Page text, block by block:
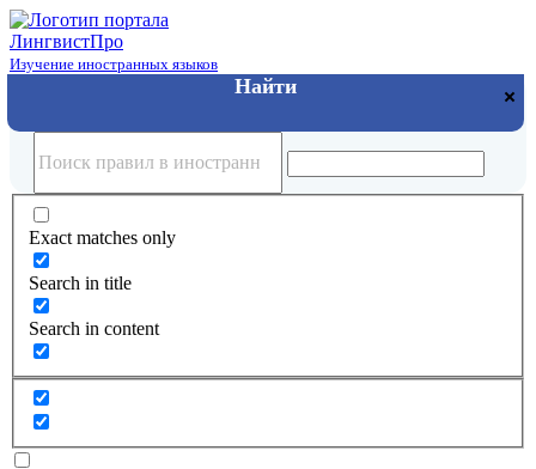
ЛингвистПро
Изучение иностранных языков
Exact matches only
Search in title
Search in content